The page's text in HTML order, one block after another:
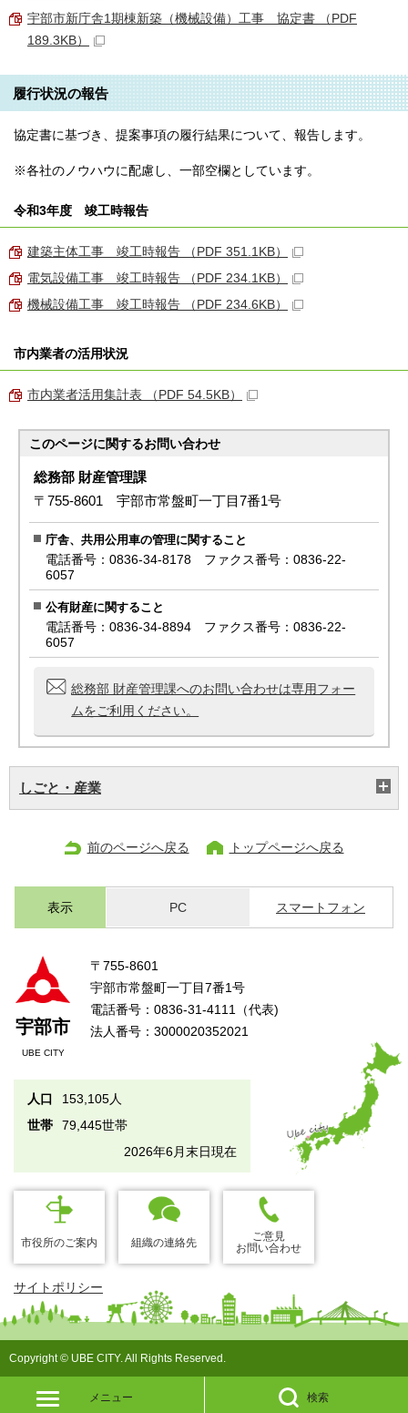
宇部市新庁舎1期棟新築（機械設備）工事 協定書 （PDF
189.3KB）
履行状況の報告
協定書に基づき、提案事項の履行結果について、報告します。
※各社のノウハウに配慮し、一部空欄としています。
令和3年度 竣工時報告
建築主体工事 竣工時報告 （PDF 351.1KB）
電気設備工事 竣工時報告 （PDF 234.1KB）
機械設備工事 竣工時報告 （PDF 234.6KB）
市内業者の活用状況
市内業者活用集計表 （PDF 54.5KB）
このページに関するお問い合わせ
総務部 財産管理課
〒755-8601 宇部市常盤町一丁目7番1号
庁舎、共用公用車の管理に関すること
電話番号：0836-34-8178 ファクス番号：0836-22-
6057
公有財産に関すること
電話番号：0836-34-8894 ファクス番号：0836-22-
6057
総務部 財産管理課へのお問い合わせは専用フォー
ムをご利用ください。
しごと・産業
前のページへ戻る トップページへ戻る
表示 PC スマートフォン
メニュー 検索
宇部市
UBE CITY
〒755-8601
宇部市常盤町一丁目7番1号
電話番号：0836-31-4111（代表)
法人番号：3000020352021
人口
153,105人
世帯
79,445世帯
2026年6月末日現在
市役所のご案内 組織の連絡先
ご意見
お問い合わせ
サイトポリシー
Copyright © UBE CITY. All Rights Reserved.